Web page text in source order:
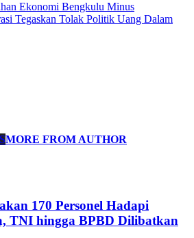
Ekonomi Bengkulu Minus
Tegaskan Tolak Politik Uang Dalam
MORE FROM AUTHOR
170 Personel Hadapi
TNI hingga BPBD Dilibatkan